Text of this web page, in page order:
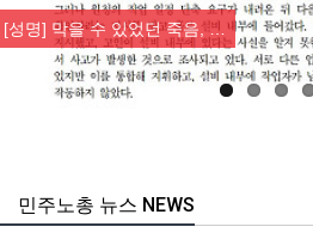
[성명] 막을 수 있었던 죽음, …
주노총 뉴스 NEWS